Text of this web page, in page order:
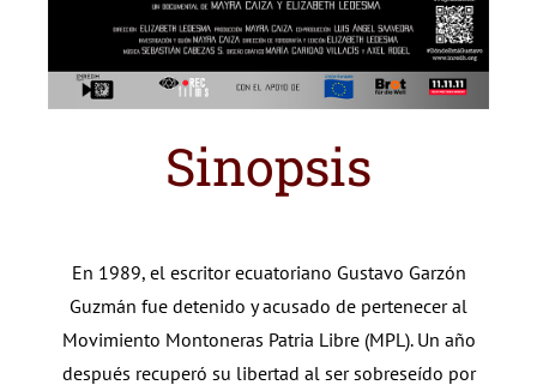
Sinopsis
En 1989, el escritor ecuatoriano Gustavo Garzón
Guzmán fue detenido y acusado de pertenecer al
Movimiento Montoneras Patria Libre (MPL). Un año
después recuperó su libertad al ser sobreseído por